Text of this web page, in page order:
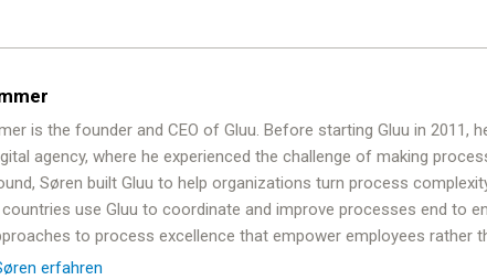
is the founder and CEO of Gluu. Before starting Gluu in 2011,
agency, where he experienced the challenge of making
Søren built Gluu to help organizations turn process
countries use Gluu to coordinate and improve processes end to
to process excellence that empower employees rather
erfahren